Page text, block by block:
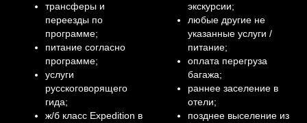
трансферы и
переезды по
программе;
питание согласно
программе;
услуги
русскоговорящего
гида;
ж/б класс Expedition в
экскурсии;
любые другие не
указанные услуги /
питание;
оплата перегруза
багажа;
раннее заселение в
отели;
позднее выселение из